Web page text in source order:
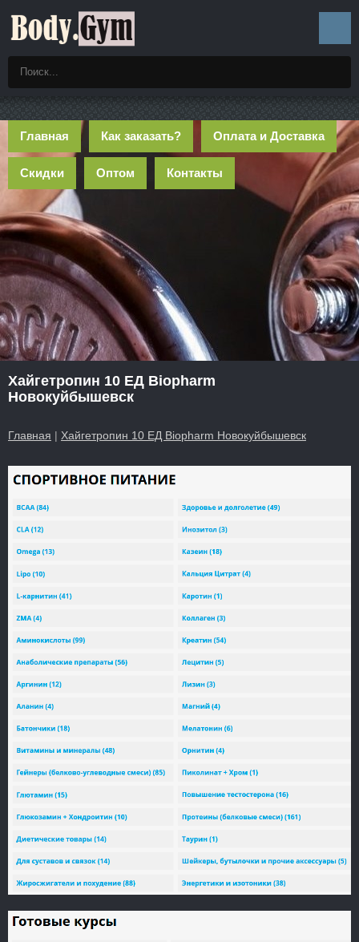
Главная Как заказать? Оплата и Доставка
Скидки Оптом Контакты
Хайгетропин 10 ЕД Biopharm
Новокуйбышевск
Главная | Хайгетропин 10 ЕД Biopharm Новокуйбышевск